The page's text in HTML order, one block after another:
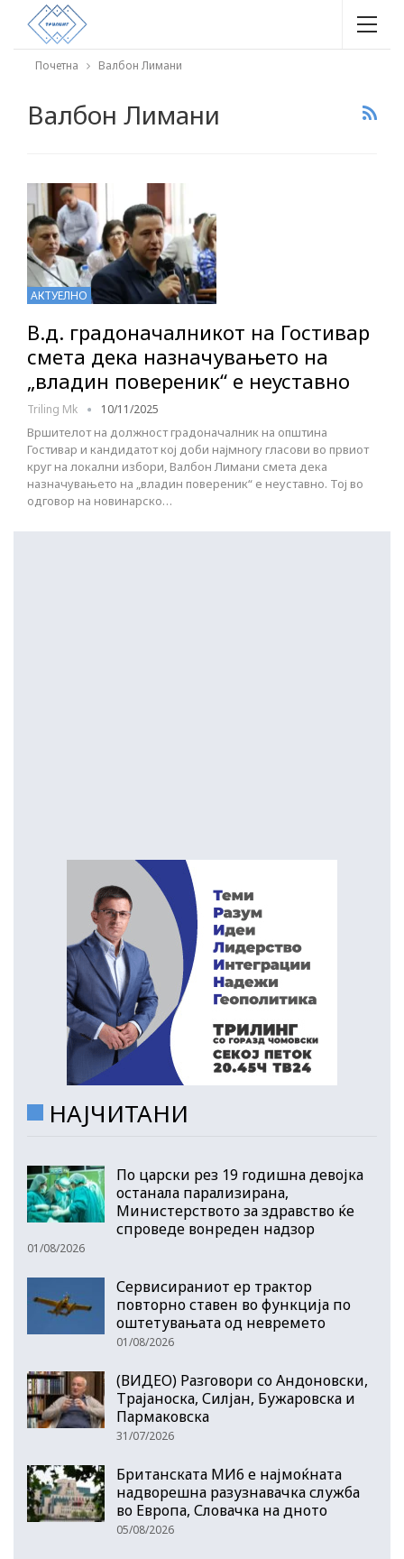
Почетна Валбон Лимани
Валбон Лимани
АКТУЕЛНО
В.д. градоначалникот на Гостивар
смета дека назначувањето на
„владин повереник“ е неуставно
Triling Mk 10/11/2025
Вршителот на должност градоначалник на општина
Гостивар и кандидатот кој доби најмногу гласови во првиот
круг на локални избори, Валбон Лимани смета дека
назначувањето на „владин повереник“ е неуставно. Тој во
одговор на новинарско…
НАЈЧИТАНИ
По царски рез 19 годишна девојка
останала парализирана,
Министерството за здравство ќе
спроведе вонреден надзор
01/08/2026
Сервисираниот ер трактор
повторно ставен во функција по
оштетувањата од невремето
01/08/2026
(ВИДЕО) Разговори со Андоновски,
Трајаноска, Силјан, Бужаровска и
Пармаковска
31/07/2026
Британската МИ6 е најмоќната
надворешна разузнавачка служба
во Европа, Словачка на дното
05/08/2026